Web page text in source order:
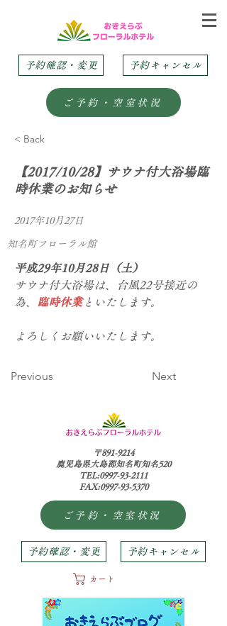
予約確認・変更 予約キャンセル
ご予約・空室状況
< Back
【2017/10/28】サウナ付大浴場臨
時休業のお知らせ
2017年10月27日
知名町フローラル館
平成29年10月28日（土）
サウナ付大浴場は、台風22号接近の
為、
臨時休業といたします。
よろしくお願いいたします。
Previous Next
〒891-9214
鹿児島県大島郡知名町知名520
TEL:0997-93-2111
FAX:0997-93-5370
ご予約・空室状況
予約確認・変更 予約キャンセル
カート